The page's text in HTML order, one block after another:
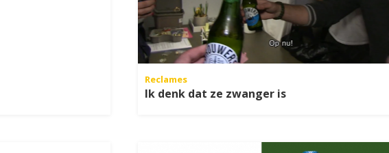
Reclames
Ik denk dat ze zwanger is